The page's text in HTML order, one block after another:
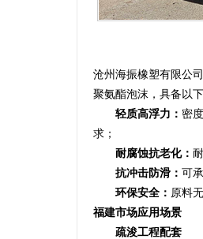
沧州海振橡塑有限公
聚氨酯泡沫，具备以
轻质高浮力： 密
求；
耐腐蚀抗老化：
抗冲击防滑： 可
环保安全： 原料
福建市场应用场景
疏浚工程配套